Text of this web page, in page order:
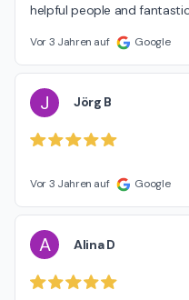
helpful people and
Vor 3 Jahren auf Google
J Jörg B
Vor 3 Jahren auf Google
A Alina D